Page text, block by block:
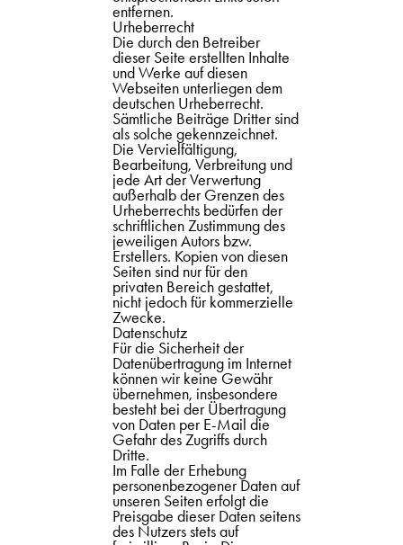
entfernen.
Urheberrecht
Die durch den Betreiber
dieser Seite erstellten Inhalte
und Werke auf diesen
Webseiten unterliegen dem
deutschen Urheberrecht.
Sämtliche Beiträge Dritter sind
als solche gekennzeichnet.
Die Vervielfältigung,
Bearbeitung, Verbreitung und
jede Art der Verwertung
außerhalb der Grenzen des
Urheberrechts bedürfen der
schriftlichen Zustimmung des
jeweiligen Autors bzw.
Erstellers. Kopien von diesen
Seiten sind nur für den
privaten Bereich gestattet,
nicht jedoch für kommerzielle
Zwecke.
Datenschutz
Für die Sicherheit der
Datenübertragung im Internet
können wir keine Gewähr
übernehmen, insbesondere
besteht bei der Übertragung
von Daten per E-Mail die
Gefahr des Zugriffs durch
Dritte.
Im Falle der Erhebung
personenbezogener Daten auf
unseren Seiten erfolgt die
Preisgabe dieser Daten seitens
des Nutzers stets auf